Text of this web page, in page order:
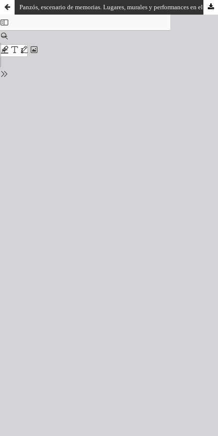
Panzós, escenario de memorias. Lugares, murales y performances en el siglo XXI.